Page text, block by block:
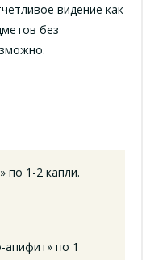
видение как
без
по 1-2 капли.
апифит» по 1